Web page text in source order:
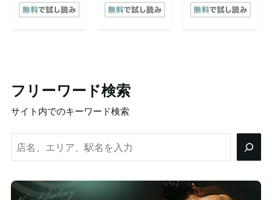
フリーワード検索
サイト内でのキーワード検索
検
索